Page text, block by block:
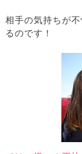
相手の気持ちが
るのです！